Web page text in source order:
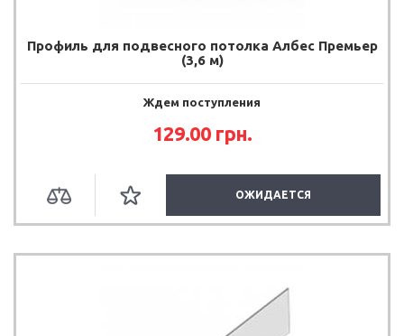
Профиль для подвесного потолка Албес Премьер
(3,6 м)
Ждем поступления
129.00 грн.
ОЖИДАЕТСЯ